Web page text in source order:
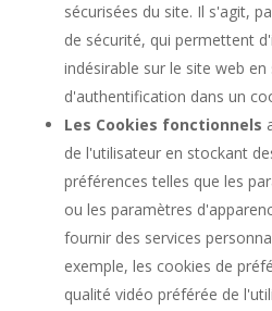
sécurisées du site. Il s'agit,
de sécurité, qui permettent
indésirable sur le site web
d'authentification dans un
Les Cookies fonctionnels
de l'utilisateur en stockant
préférences telles que les
ou les paramètres
fournir des services
exemple, les cookies de
qualité vidéo préférée de